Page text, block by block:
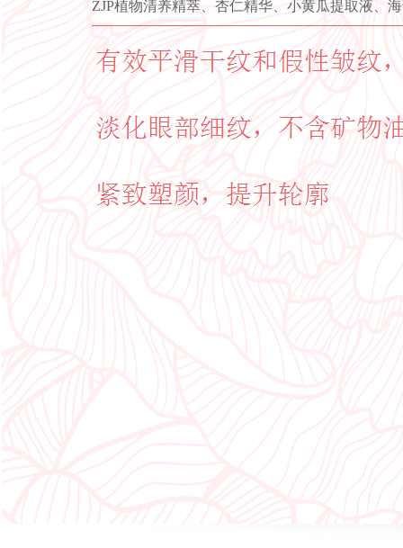
ZJP植物清养精萃、杏仁精华、小黄瓜提取液、